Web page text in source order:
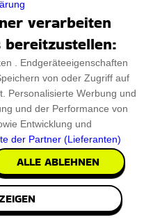
niemand da ist, der
Sie sich ke
verarbeiten
bereitzustellen:
. Endgeräteeigenschaften
von oder Zugriff auf
Personalisierte Werbung und
und der Performance von
Entwicklung und
der Partner (Lieferanten)
ALLE ABLEHNEN